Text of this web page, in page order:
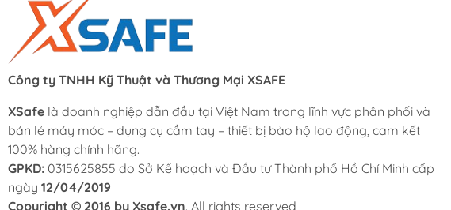
Công ty TNHH Kỹ Thuật và Thương Mại XSAFE
XSafe là doanh nghiệp dẫn đầu tại Việt Nam trong lĩnh vực phân phối và
bán lẻ máy móc – dụng cụ cầm tay – thiết bị bảo hộ lao động, cam kết
100% hàng chính hãng.
GPKD: 0315625855 do Sở Kế hoạch và Đầu tư Thành phố Hồ Chí Minh cấp
ngày 12/04/2019
Copyright © 2016 by Xsafe.vn. All rights reserved